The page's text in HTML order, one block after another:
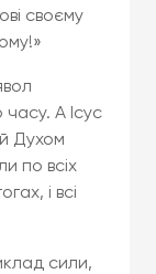
своєму
часу. А Ісус
Духом
по всіх
і всі
сили,